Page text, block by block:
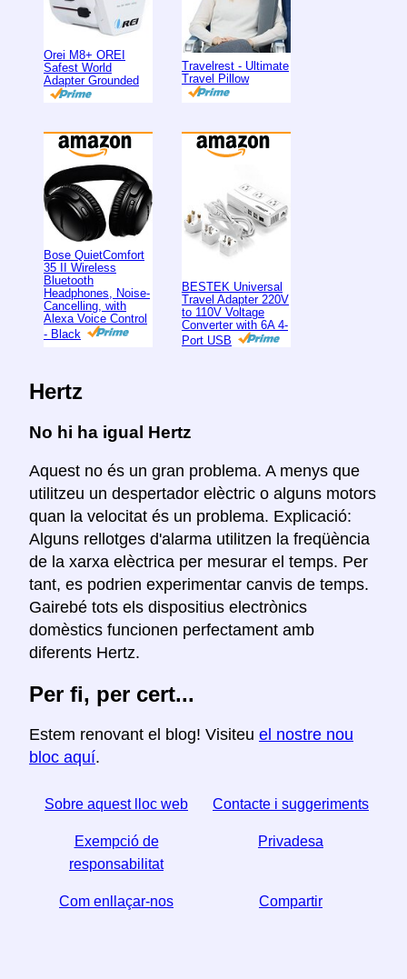
Orei M8+ OREI
Safest World
Adapter Grounded
Travelrest - Ultimate
Travel Pillow
Bose QuietComfort
35 II Wireless
Bluetooth
Headphones, Noise-
Cancelling, with
Alexa Voice Control
- Black
BESTEK Universal
Travel Adapter 220V
to 110V Voltage
Converter with 6A 4-
Port USB
Hertz
No hi ha igual Hertz
Aquest no és un gran problema. A menys que
utilitzeu un despertador elèctric o alguns motors
quan la velocitat és un problema. Explicació:
Alguns rellotges d'alarma utilitzen la freqüència
de la xarxa elèctrica per mesurar el temps. Per
tant, es podrien experimentar canvis de temps.
Gairebé tots els dispositius electrònics
domèstics funcionen perfectament amb
diferents Hertz.
Per fi, per cert...
Estem renovant el blog! Visiteu el nostre nou
bloc aquí.
Sobre aquest lloc web Contacte i suggeriments
Exempció de
responsabilitat
Privadesa
Com enllaçar-nos Compartir